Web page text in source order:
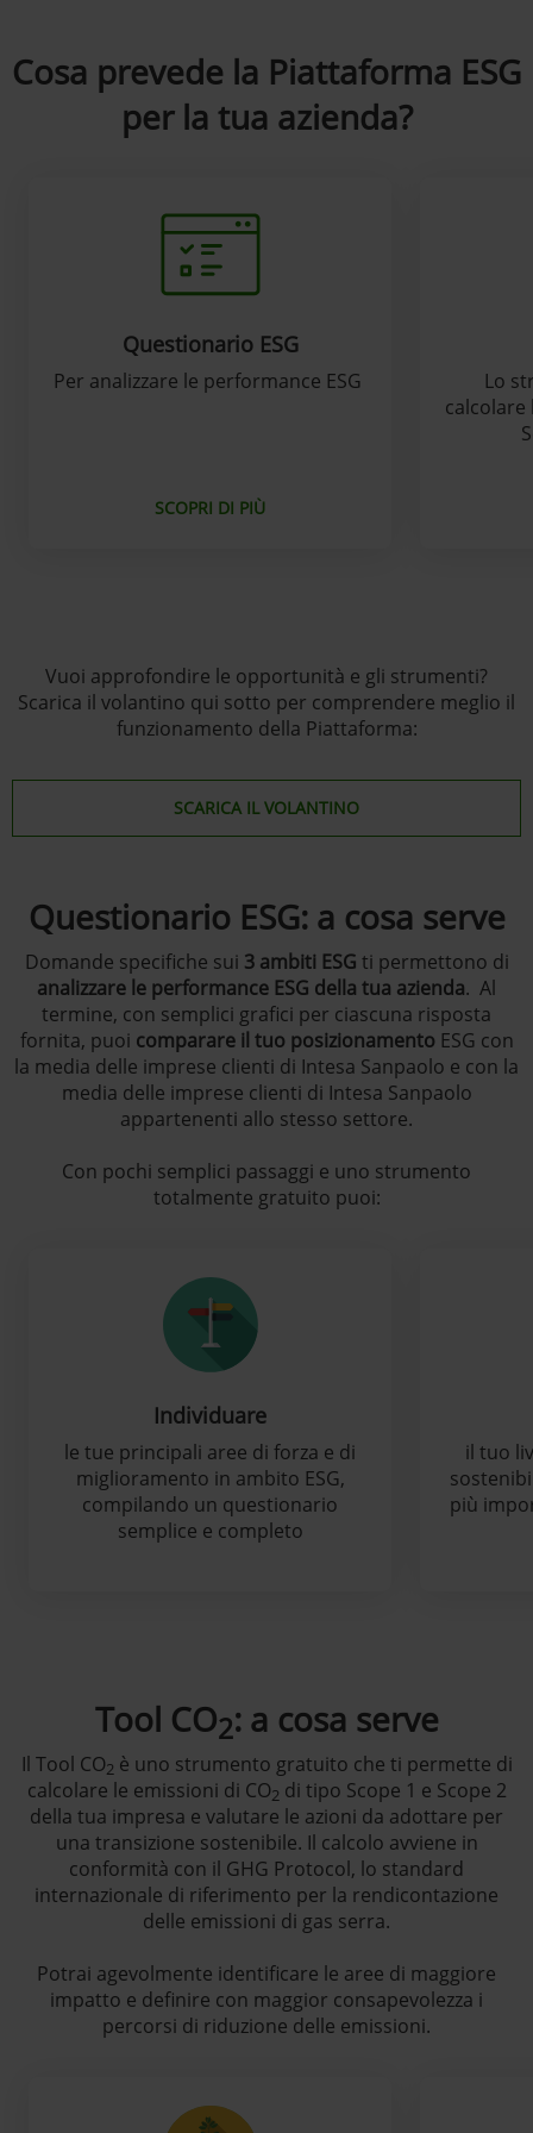
Cosa prevede la Piattaforma ESG
per la tua azienda?
Questionario ESG
Per analizzare le performance ESG
SCOPRI DI PIÙ
Lo
calcolare
Vuoi approfondire le opportunità e gli strumenti?
Scarica il volantino qui sotto per comprendere meglio il
funzionamento della Piattaforma:
SCARICA IL VOLANTINO
Questionario ESG: a cosa serve
Domande specifiche sui 3 ambiti ESG ti permettono di
analizzare le performance ESG della tua azienda. Al
termine, con semplici grafici per ciascuna risposta
fornita, puoi comparare il tuo posizionamento ESG con
la media delle imprese clienti di Intesa Sanpaolo e con la
media delle imprese clienti di Intesa Sanpaolo
appartenenti allo stesso settore.
Con pochi semplici passaggi e uno strumento
totalmente gratuito puoi:
Individuare
le tue principali aree di forza e di
miglioramento in ambito ESG,
compilando un questionario
semplice e completo
il tuo
più
Tool CO2: a cosa serve
Il Tool CO2 è uno strumento gratuito che ti permette di
calcolare le emissioni di CO2 di tipo Scope 1 e Scope 2
della tua impresa e valutare le azioni da adottare per
una transizione sostenibile. Il calcolo avviene in
conformità con il GHG Protocol, lo standard
internazionale di riferimento per la rendicontazione
delle emissioni di gas serra.
Potrai agevolmente identificare le aree di maggiore
impatto e definire con maggior consapevolezza i
percorsi di riduzione delle emissioni.